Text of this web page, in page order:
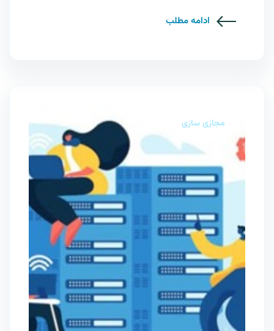
ادامه مطلب
مجازی سازی